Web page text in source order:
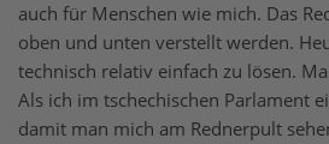
auch für Menschen wie mich. Das
oben und unten verstellt werden.
technisch relativ einfach zu lösen.
Als ich im tschechischen Parlament
damit man mich am Rednerpult